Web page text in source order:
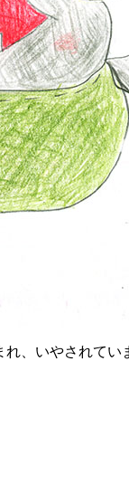
、いやされてい